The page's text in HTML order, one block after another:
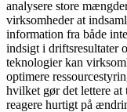
analysere store
virksomheder at
information fra både
indsigt i driftsresultater
teknologier kan
optimere
hvilket gør det lettere
reagere hurtigt på